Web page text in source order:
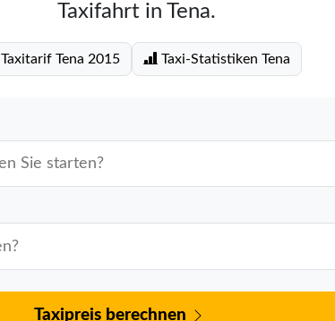
Taxifahrt in Tena.
Taxitarif Tena 2015 Taxi-Statistiken Tena
Taxipreis berechnen